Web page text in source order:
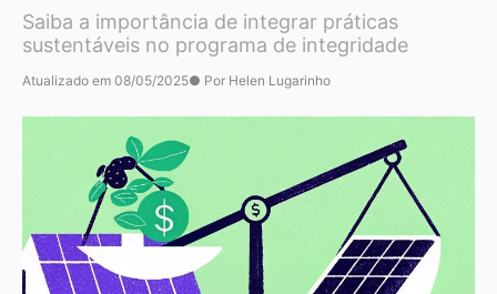
Saiba a importância de integrar práticas
sustentáveis no programa de integridade
Atualizado em 08/05/2025● Por Helen Lugarinho